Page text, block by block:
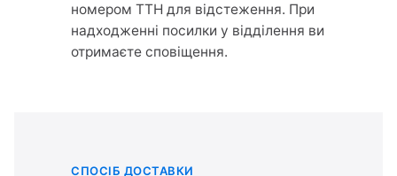
номером ТТН для відстеження. При
надходженні посилки у відділення ви
отримаєте сповіщення.
СПОСІБ ДОСТАВКИ